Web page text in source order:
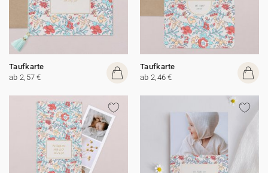
Taufkarte
ab 2,57 €
Taufkarte
ab 2,46 €